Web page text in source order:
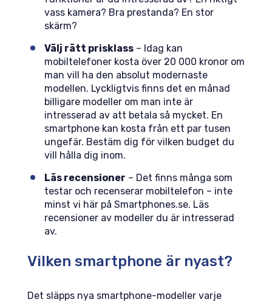
vass kamera? Bra prestanda? En stor
skärm?
Välj rätt prisklass – Idag kan
mobiltelefoner kosta över 20 000 kronor om
man vill ha den absolut modernaste
modellen. Lyckligtvis finns det en månad
billigare modeller om man inte är
intresserad av att betala så mycket. En
smartphone kan kosta från ett par tusen
ungefär. Bestäm dig för vilken budget du
vill hålla dig inom.
Läs recensioner – Det finns många som
testar och recenserar mobiltelefon – inte
minst vi här på Smartphones.se. Läs
recensioner av modeller du är intresserad
av.
Vilken smartphone är nyast?
Det släpps nya smartphone-modeller varje